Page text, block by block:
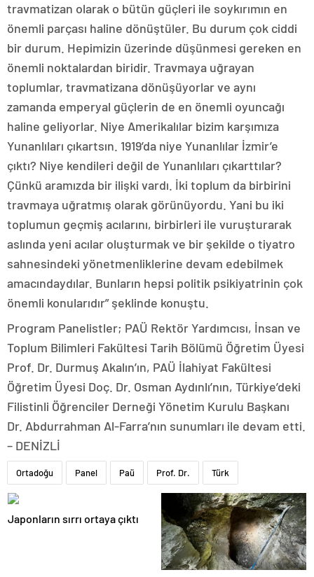
travmatizan olarak o bütün güçleri ile soykırımın en
önemli parçası haline dönüştüler. Bu durum çok ciddi
bir durum. Hepimizin üzerinde düşünmesi gereken en
önemli noktalardan biridir. Travmaya uğrayan
toplumlar, travmatizana dönüşüyorlar ve aynı
zamanda emperyal güçlerin de en önemli oyuncağı
haline geliyorlar. Niye Amerikalılar bizim karşımıza
Yunanlıları çıkartsın. 1919’da niye Yunanlılar İzmir’e
çıktı? Niye kendileri değil de Yunanlıları çıkarttılar?
Çünkü aramızda bir ilişki vardı. İki toplum da birbirini
travmaya uğratmış olarak görünüyordu. Yani bu iki
toplumun geçmiş acılarını, birbirleri ile vuruşturarak
aslında yeni acılar oluşturmak ve bir şekilde o tiyatro
sahnesindeki yönetmenliklerine devam edebilmek
amacındaydılar. Bunların hepsi politik psikiyatrinin çok
önemli konularıdır” şeklinde konuştu.
Program Panelistler; PAÜ Rektör Yardımcısı, İnsan ve
Toplum Bilimleri Fakültesi Tarih Bölümü Öğretim Üyesi
Prof. Dr. Durmuş Akalın’ın, PAÜ İlahiyat Fakültesi
Öğretim Üyesi Doç. Dr. Osman Aydınlı’nın, Türkiye’deki
Filistinli Öğrenciler Derneği Yönetim Kurulu Başkanı
Dr. Abdurrahman Al-Farra’nın sunumları ile devam etti.
– DENİZLİ
Ortadoğu Panel Paü Prof. Dr. Türk
Japonların sırrı ortaya çıktı